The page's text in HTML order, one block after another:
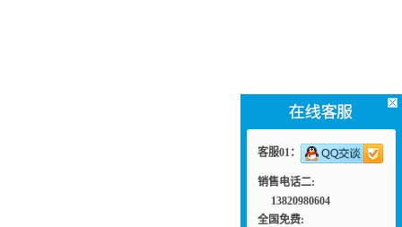
客服01：
销售电话二:
13820980604
全国免费: